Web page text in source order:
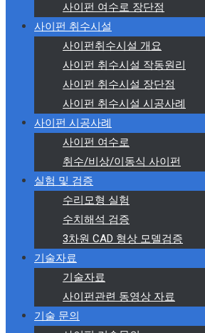
사이펀 여수로 장단점
사이펀 취수시설
사이펀취수시설 개요
사이펀 취수시설 작동원리
사이펀 취수시설 장단점
사이펀 취수시설 시공사례
사이펀 시공사례
사이펀 여수로
취수/비상/이동식 사이펀
실험 및 검증
수리모형 실험
수치해석 검증
3차원 CAD 형상 모델검증
기술자료
기술자료
사이펀관련 동영상 자료
기술 문의